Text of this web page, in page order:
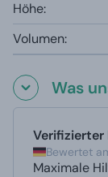
Höhe:
Volumen:
Was
Verifizierter
Bewertet
Maximale